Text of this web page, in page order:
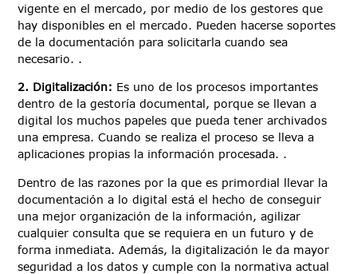
vigente en el mercado, por medio de los gestores que
hay disponibles en el mercado. Pueden hacerse soportes
de la documentación para solicitarla cuando sea
necesario. .
2. Digitalización: Es uno de los procesos importantes
dentro de la gestoría documental, porque se llevan a
digital los muchos papeles que pueda tener archivados
una empresa. Cuando se realiza el proceso se lleva a
aplicaciones propias la información procesada. .
Dentro de las razones por la que es primordial llevar la
documentación a lo digital está el hecho de conseguir
una mejor organización de la información, agilizar
cualquier consulta que se requiera en un futuro y de
forma inmediata. Además, la digitalización le da mayor
seguridad a los datos y cumple con la normativa actual